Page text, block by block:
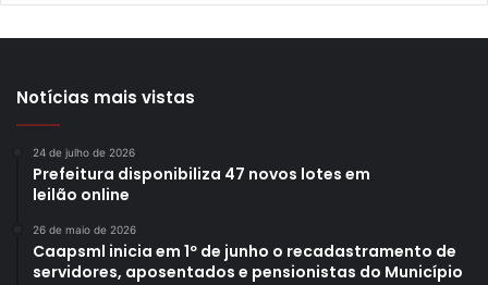
Notícias mais vistas
24 de julho de 2026
Prefeitura disponibiliza 47 novos lotes em
leilão online
26 de maio de 2026
Caapsml inicia em 1º de junho o recadastramento de
servidores, aposentados e pensionistas do Município